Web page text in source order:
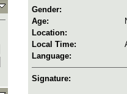
Gender:
Age:
Location:
Local Time:
Language:
Signature: